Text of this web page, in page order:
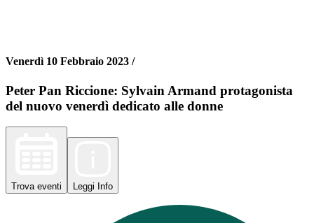
Venerdì 10 Febbraio 2023 /
Peter Pan Riccione: Sylvain Armand protagonista
del nuovo venerdì dedicato alle donne
Trova eventi Leggi Info